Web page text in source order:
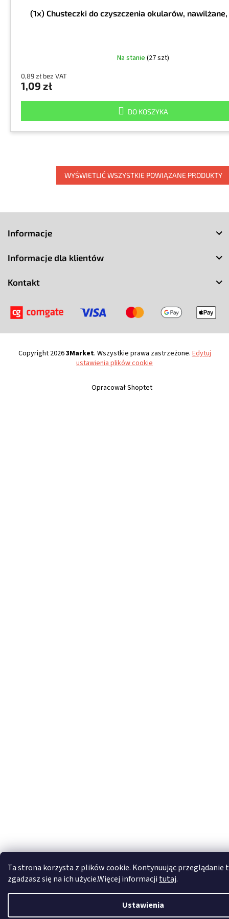
Ta strona korzysta z plików cookie. Kontynuując przeglądanie
zgadzasz się na ich użycie.Więcej informacji tutaj.
Ustawienia
(1x) Chusteczki do czyszczenia okularów, nawilżane,
Na stanie (27 szt)
0,89 zł bez VAT
1,09 zł
DO KOSZYKA
WYŚWIETLIĆ WSZYSTKIE POWIĄZANE PRODUKTY
Informacje
Informacje dla klientów
Kontakt
Opracował Shoptet
Copyright 20263Market. Wszystkie prawa zastrzeżone.Edytuj
ustawienia plików cookie